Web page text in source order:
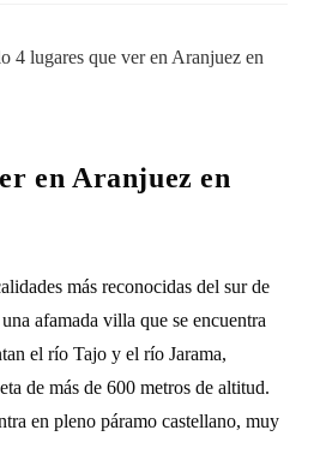
en Aranjuez en
más reconocidas del sur de
afamada villa que se encuentra
el río Tajo y el río Jarama,
de más de 600 metros de altitud.
en pleno páramo castellano, muy